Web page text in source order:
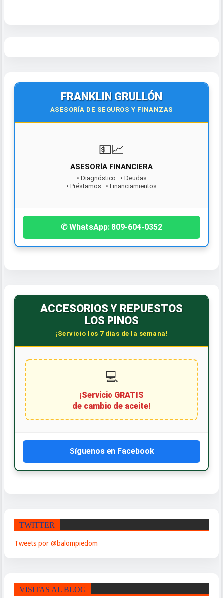
FRANKLIN GRULLÓN
ASESORÍA DE SEGUROS Y FINANZAS
💵📈
ASESORÍA FINANCIERA
• Diagnóstico • Deudas
• Préstamos • Financiamientos
¡Contáctanos hoy!
✆ WhatsApp: 809-604-0352
ACCESORIOS Y REPUESTOS
LOS PINOS
¡Servicio los 7 días de la semana!
💻
¡Servicio GRATIS
de cambio de aceite!
Síguenos en Facebook
TWITTER
Tweets por @balompiedom
VISITAS AL BLOG